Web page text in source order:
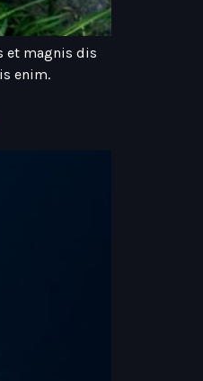
et magnis dis
enim.